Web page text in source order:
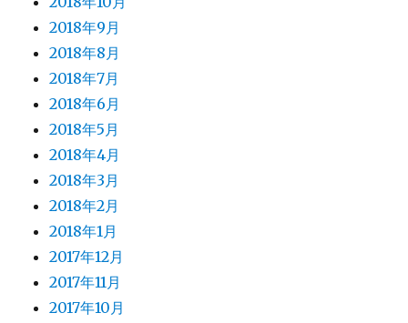
2018年9月
2018年8月
2018年7月
2018年6月
2018年5月
2018年4月
2018年3月
2018年2月
2018年1月
2017年12月
2017年11月
2017年10月